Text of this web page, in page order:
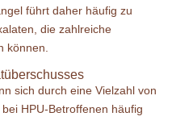
führt daher häufig zu
die zahlreiche
können.
sich durch eine Vielzahl von
HPU-Betroffenen häufig